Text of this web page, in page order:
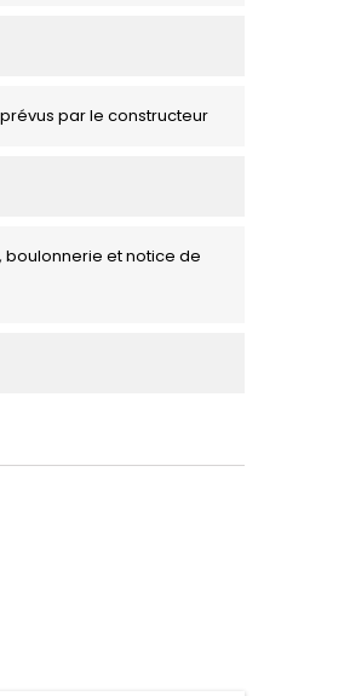
par le constructeur
boulonnerie et notice de